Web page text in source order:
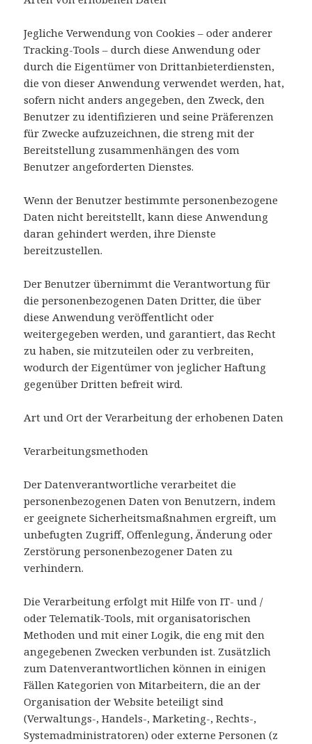
Jegliche Verwendung von Cookies – oder anderer
Tracking-Tools – durch diese Anwendung oder
durch die Eigentümer von Drittanbieterdiensten,
die von dieser Anwendung verwendet werden, hat,
sofern nicht anders angegeben, den Zweck, den
Benutzer zu identifizieren und seine Präferenzen
für Zwecke aufzuzeichnen, die streng mit der
Bereitstellung zusammenhängen des vom
Benutzer angeforderten Dienstes.
Wenn der Benutzer bestimmte personenbezogene
Daten nicht bereitstellt, kann diese Anwendung
daran gehindert werden, ihre Dienste
bereitzustellen.
Der Benutzer übernimmt die Verantwortung für
die personenbezogenen Daten Dritter, die über
diese Anwendung veröffentlicht oder
weitergegeben werden, und garantiert, das Recht
zu haben, sie mitzuteilen oder zu verbreiten,
wodurch der Eigentümer von jeglicher Haftung
gegenüber Dritten befreit wird.
Art und Ort der Verarbeitung der erhobenen Daten
Verarbeitungsmethoden
Der Datenverantwortliche verarbeitet die
personenbezogenen Daten von Benutzern, indem
er geeignete Sicherheitsmaßnahmen ergreift, um
unbefugten Zugriff, Offenlegung, Änderung oder
Zerstörung personenbezogener Daten zu
verhindern.
Die Verarbeitung erfolgt mit Hilfe von IT- und /
oder Telematik-Tools, mit organisatorischen
Methoden und mit einer Logik, die eng mit den
angegebenen Zwecken verbunden ist. Zusätzlich
zum Datenverantwortlichen können in einigen
Fällen Kategorien von Mitarbeitern, die an der
Organisation der Website beteiligt sind
(Verwaltungs-, Handels-, Marketing-, Rechts-,
Systemadministratoren) oder externe Personen (z